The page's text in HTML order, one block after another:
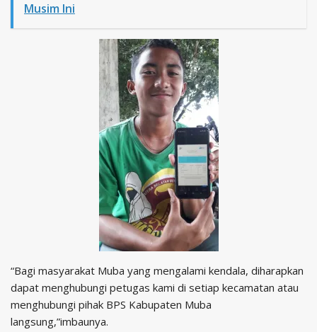
Musim Ini
“Bagi masyarakat Muba yang mengalami kendala, diharapkan
dapat menghubungi petugas kami di setiap kecamatan atau
menghubungi pihak BPS Kabupaten Muba
langsung,”imbaunya.